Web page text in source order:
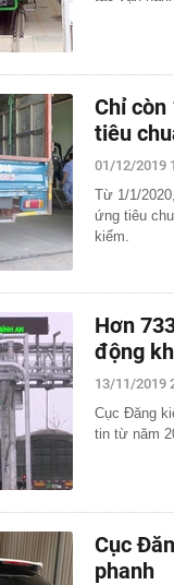
Chỉ
tiêu
01/12/2019
Từ 1/1/
ứng tiêu
kiểm.
Hơn
động
13/11/2019
Cục Đăng
tin từ năm
Cục
phanh